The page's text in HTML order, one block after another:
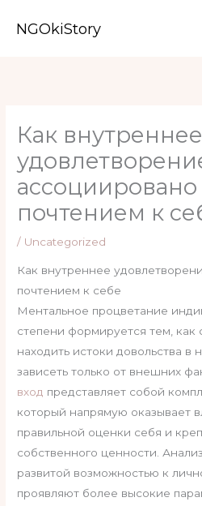
NGOkiStory
Как внутреннее
ассоциировано
почтением к
/ Uncategorized
Как внутреннее
почтением к себе
Ментальное процветание
степени формируется тем, как
находить истоки довольства в
зависеть только от внешних
вход представляет собой
который напрямую оказывает
правильной оценки себя и
собственного ценности.
развитой возможностью к
проявляют более высокие